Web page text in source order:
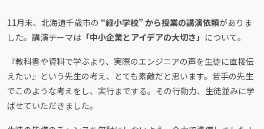
11月末、北海道千歳市の “緑小学校” から授業の講演依頼がありま
した。講演テーマは 「中小企業とアイデアの大切さ」 について。
『教科書や資料で学ぶより、実際のエンジニアの声を生徒に直接伝
えたい』という先生の考え、とても素敵だと思います。若手の先生
でこのような考えをし、実行までする。その行動力、生徒並みに学
ばせていただきました。